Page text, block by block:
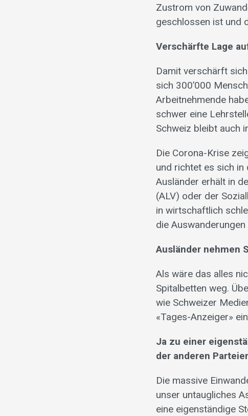
Zustrom von
geschlossen ist und
Verschärfte Lage
Damit verschärft
sich 300’000
Arbeitnehmende
schwer eine
Schweiz bleibt auch
Die Corona-Krise
und richtet es sich in
Ausländer erhält in
(ALV) oder der
in wirtschaftlich
die
Ausländer nehmen
Als wäre das alles
Spitalbetten weg.
wie Schweizer
«Tages-Anzeiger»
Ja zu einer
der anderen
Die massive
unser untaugliches
eine eigenständige